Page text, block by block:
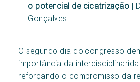
o potencial de cicatrização |
Gonçalves
O segundo dia do congresso
importância da
reforçando o compromisso da